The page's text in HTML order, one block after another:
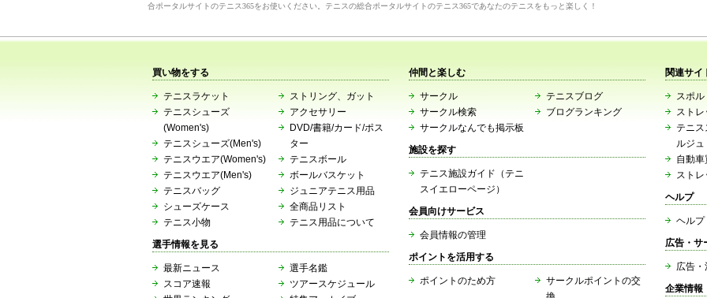
合ポータルサイトのテニス365をお使いください。テニスの総合ポータルサイトのテニス365であなたのテニスをもっと楽しく！
買い物をする
テニスラケット
テニスシューズ
(Women's)
テニスシューズ(Men's)
テニスウエア(Women's)
テニスウエア(Men's)
テニスバッグ
シューズケース
テニス小物
ストリング、ガット
アクセサリー
DVD/書籍/カード/ポス
ター
テニスボール
ボールバスケット
ジュニアテニス用品
全商品リスト
テニス用品について
選手情報を見る
最新ニュース
スコア速報
選手名鑑
ツアースケジュール
仲間と楽しむ
サークル
サークル検索
サークルなんでも掲示板
テニスブログ
ブログランキング
施設を探す
テニス施設ガイド（テニ
スイエローページ）
会員向けサービス
会員情報の管理
ポイントを活用する
ポイントのため方
サークルポイントの交
関連サイ
スポル
ストレ
テニス
ルジュ
自動車
スト
ヘルプ
ヘルプ
広告・サ
広告
企業情報